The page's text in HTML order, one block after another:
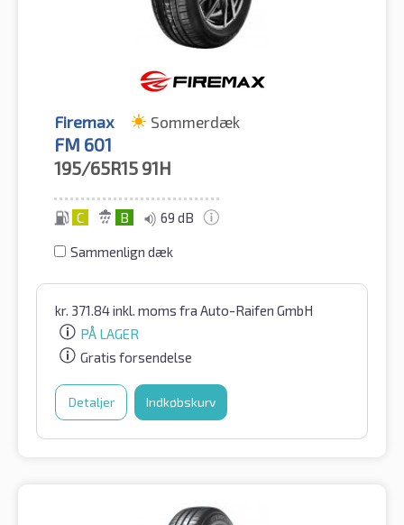
Firemax Sommerdæk
FM 601
195/65R15 91H
C B 69 dB
Sammenlign dæk
kr. 371.84inkl. moms fra Auto-Raifen GmbH
PÅ LAGER
Gratis forsendelse
Detaljer Indkøbskurv